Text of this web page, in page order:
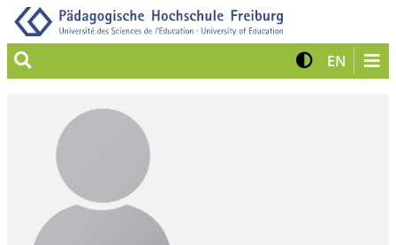
Suche Kontrast
EN Zur